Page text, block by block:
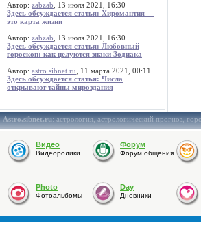
Автор: zabzab , 13 июля 2021, 16:30
Здесь обсуждается статья: Хиромантия —
это карта жизни
Автор: zabzab , 13 июля 2021, 16:30
Здесь обсуждается статья: Любовный
гороскоп: как целуются знаки Зодиака
Автор: astro.sibnet.ru , 11 марта 2021, 00:11
Здесь обсуждается статья: Числа
открывают тайны мироздания
Astro.sibnet.ru:астрология,астрологический прогноз,
Видео
Видеоролики
Форум
Форум общения
Photo
Фотоальбомы
Day
Дневники